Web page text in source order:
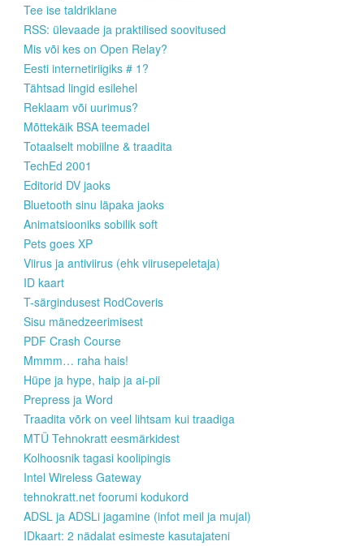
Tee ise taldriklane
RSS: ülevaade ja praktilised soovitused
Mis või kes on Open Relay?
Eesti internetiriigiks # 1?
Tähtsad lingid esilehel
Reklaam või uurimus?
Mõttekäik BSA teemadel
Totaalselt mobiilne & traadita
TechEd 2001
Editorid DV jaoks
Bluetooth sinu läpaka jaoks
Animatsiooniks sobilik soft
Pets goes XP
Viirus ja antiviirus (ehk viirusepeletaja)
ID kaart
T-särgindusest RodCoveris
Sisu mänedzeerimisest
PDF Crash Course
Mmmm… raha hais!
Hüpe ja hype, haip ja ai-pii
Prepress ja Word
Traadita võrk on veel lihtsam kui traadiga
MTÜ Tehnokratt eesmärkidest
Kolhoosnik tagasi koolipingis
Intel Wireless Gateway
tehnokratt.net foorumi kodukord
ADSL ja ADSLi jagamine (infot meil ja mujal)
IDkaart: 2 nädalat esimeste kasutajateni